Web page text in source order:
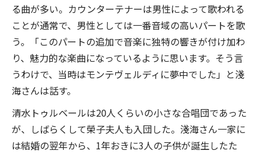
る曲が多い。カウンターテナーは男性によって歌われる
ことが通常で、男性としては一番音域の高いパートを歌
う。「このパートの追加で音楽に独特の響きが付け加わ
り、魅力的な楽曲になっているように思います。そう言
うわけで、当時はモンテヴェルディに夢中でした」と淺
海さんは話す。
清水トゥルベールは20人くらいの小さな合唱団であった
が、しばらくして榮子夫人も入団した。淺海さん一家に
は結婚の翌年から、1年おきに3人の子供が誕生したた